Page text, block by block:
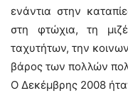
ενάντια στην
στη φτώχια, τη
ταχυτήτων, την
βάρος των πολλών
Ο Δεκέμβρης 2008